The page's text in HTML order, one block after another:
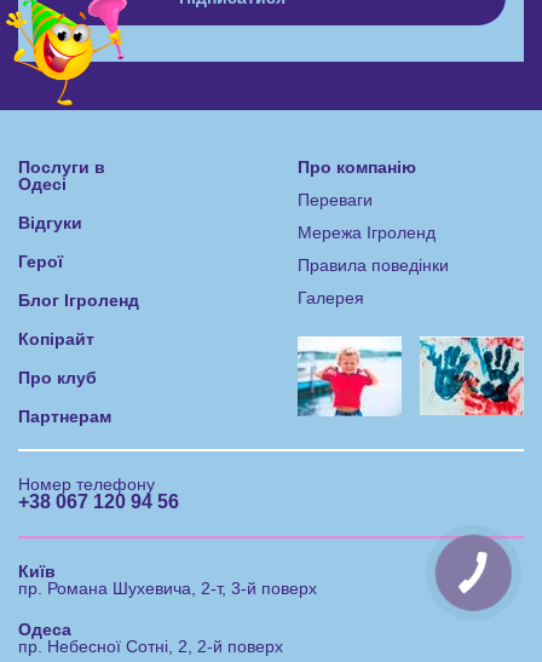
Послуги в
Одесі
Відгуки
Герої
Блог Ігроленд
Копірайт
Про клуб
Партнерам
Про компанію
Переваги
Мережа Ігроленд
Правила поведінки
Галерея
Номер телефону
+38 067 120 94 56
Київ
пр. Романа Шухевича, 2-т, 3-й поверх
Одеса
пр. Небесної Сотні, 2, 2-й поверх